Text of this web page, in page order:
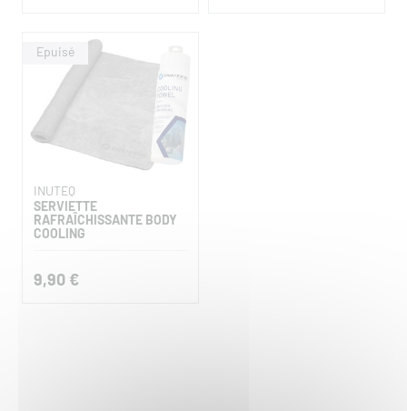
INUTEQ
SERVIETTE
RAFRAÎCHISSANTE BODY
COOLING
9,90 €